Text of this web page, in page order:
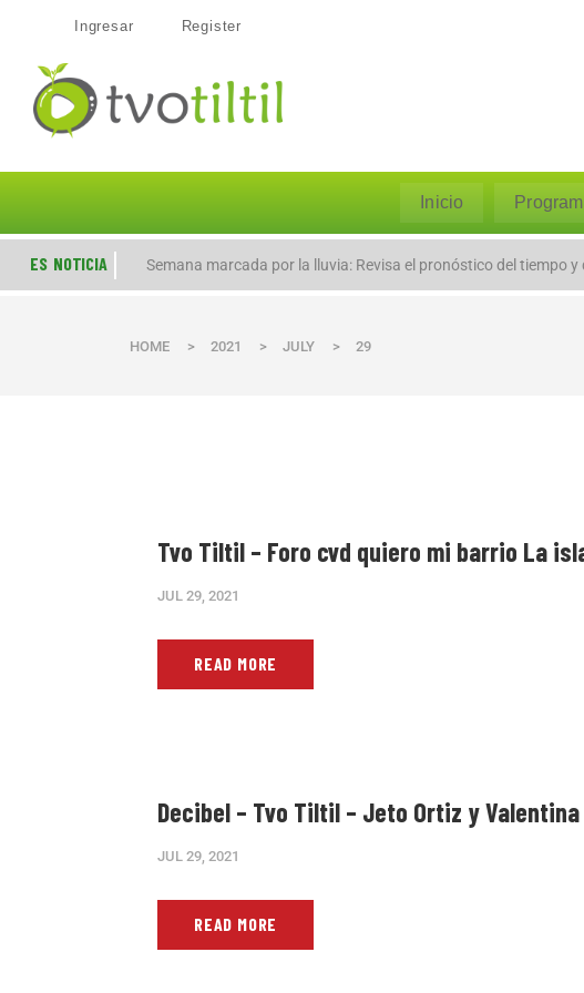
Ingresar Register
Inicio
ES NOTICIA Semana marcada por la lluvia: Revisa el pronóstico del tiempo y
HOME > 2021 > JULY > 29
Tvo Tiltil – Foro cvd quiero mi barrio La
JUL 29, 2021
READ MORE
Decibel – Tvo Tiltil – Jeto Ortiz y
JUL 29, 2021
READ MORE